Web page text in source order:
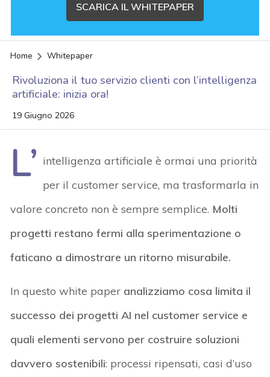
SCARICA IL WHITEPAPER
Home Whitepaper
Rivoluziona il tuo servizio clienti con l’intelligenza
artificiale: inizia ora!
19 Giugno 2026
L’ intelligenza artificiale è ormai una priorità
per il customer service, ma trasformarla in
valore concreto non è sempre semplice. Molti
progetti restano fermi alla sperimentazione o
faticano a dimostrare un ritorno misurabile.
In questo white paper analizziamo cosa limita il
successo dei progetti AI nel customer service e
quali elementi servono per costruire soluzioni
davvero sostenibili: processi ripensati, casi d’uso